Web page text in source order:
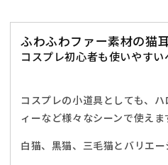
こ
ア
ニ
ル
仮
こ
ア
ニ
ル
動
仮
ふわふわファー素材の猫
コスプレ初心者も使いやすい
コスプレの小道具としても、
ィーなど様々なシーンで使え
白猫、黒猫、三毛猫とバリエー